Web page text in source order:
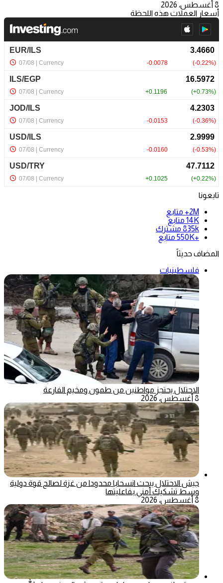
8 أغسطس، 2026
أسعار العملات هذه اللحظة
تابعونا
2M+
متابع
14K متابع
835k مشترك
+550K
متابع
المضاف حديثاً
فلسطينيات
الاحتلال يحتجز مواطنين من طمون ومخيم الفارعة
8 أغسطس، 2026
جيش الاحتلال يبحث انسحابا محدودا من غزة لصالح قوة دولية
وسط تشكيك أمني بفاعليتها
8 أغسطس، 2026